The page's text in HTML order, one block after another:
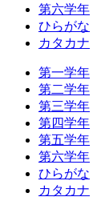
第六学年
ひらがな
カタカナ
第一学年
第二学年
第三学年
第四学年
第五学年
第六学年
ひらがな
カタカナ